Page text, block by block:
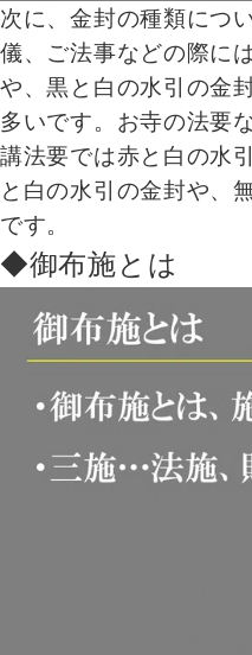
次に、金封の種類につ
儀、ご法事などの際に
や、黒と白の水引の金
多いです。お寺の法要
講法要では赤と白の水
と白の水引の金封や、
です。
◆御布施とは